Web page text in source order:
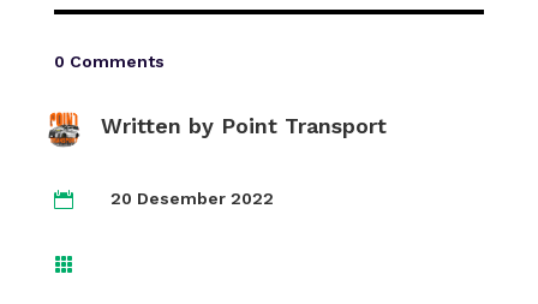
0 Comments
Written by Point Transport
 20 Desember 2022
